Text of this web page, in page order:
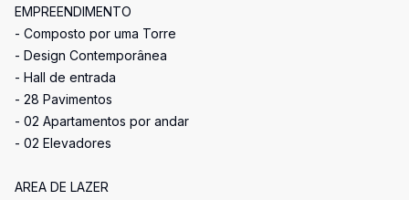
EMPREENDIMENTO
- Composto por uma Torre
- Design Contemporânea
- Hall de entrada
- 28 Pavimentos
- 02 Apartamentos por andar
- 02 Elevadores
AREA DE LAZER